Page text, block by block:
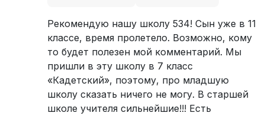
Рекомендую нашу школу 534! Сын уже в 11
классе, время пролетело. Возможно, кому
то будет полезен мой комментарий. Мы
пришли в эту школу в 7 класс
«Кадетский», поэтому, про младшую
школу сказать ничего не могу. В старшей
школе учителя сильнейшие!!! Есть